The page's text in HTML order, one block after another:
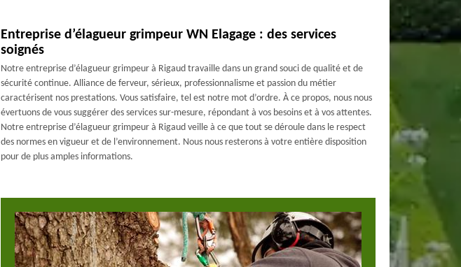
Entreprise d’élagueur grimpeur WN Elagage : des services
soignés
Notre entreprise d’élagueur grimpeur à Rigaud travaille dans un grand souci de qualité et de
sécurité continue. Alliance de ferveur, sérieux, professionnalisme et passion du métier
caractérisent nos prestations. Vous satisfaire, tel est notre mot d’ordre. À ce propos, nous nous
évertuons de vous suggérer des services sur-mesure, répondant à vos besoins et à vos attentes.
Notre entreprise d’élagueur grimpeur à Rigaud veille à ce que tout se déroule dans le respect
des normes en vigueur et de l’environnement. Nous nous resterons à votre entière disposition
pour de plus amples informations.